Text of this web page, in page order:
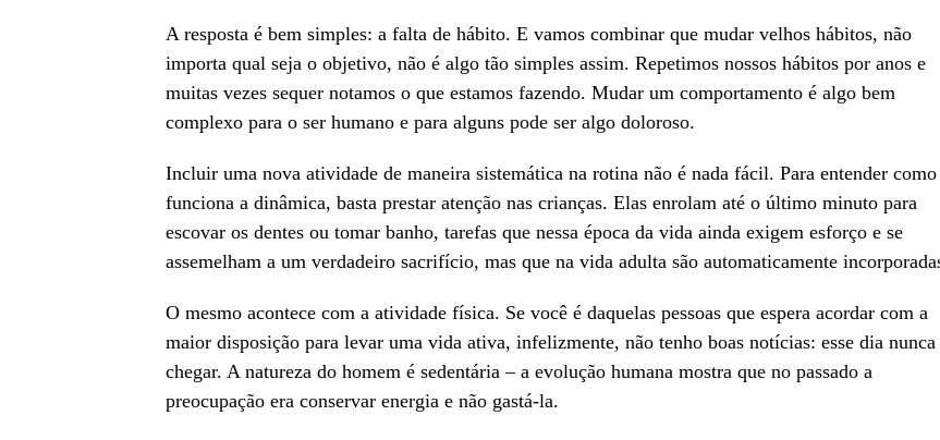
A resposta é bem simples: a falta de hábito. E vamos combinar que mudar velhos hábitos, não
importa qual seja o objetivo, não é algo tão simples assim. Repetimos nossos hábitos por anos e
muitas vezes sequer notamos o que estamos fazendo. Mudar um comportamento é algo bem
complexo para o ser humano e para alguns pode ser algo doloroso.
Incluir uma nova atividade de maneira sistemática na rotina não é nada fácil. Para entender como
funciona a dinâmica, basta prestar atenção nas crianças. Elas enrolam até o último minuto para
escovar os dentes ou tomar banho, tarefas que nessa época da vida ainda exigem esforço e se
assemelham a um verdadeiro sacrifício, mas que na vida adulta são automaticamente
O mesmo acontece com a atividade física. Se você é daquelas pessoas que espera acordar com a
maior disposição para levar uma vida ativa, infelizmente, não tenho boas notícias: esse dia
chegar. A natureza do homem é sedentária – a evolução humana mostra que no passado a
preocupação era conservar energia e não gastá-la.